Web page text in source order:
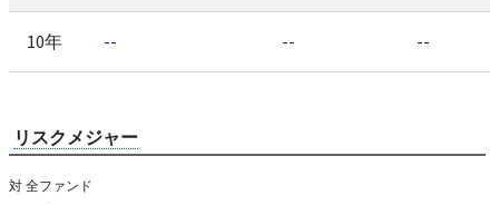
10年 -- -- --
リスクメジャー
対 全ファンド